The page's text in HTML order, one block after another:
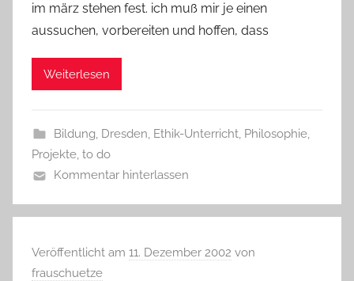
im märz stehen fest. ich muß mir je einen
aussuchen, vorbereiten und hoffen, dass
Weiterlesen
Bildung, Dresden, Ethik-Unterricht, Philosophie,
Projekte, to do
Kommentar hinterlassen
Veröffentlicht am 11. Dezember 2002 von
frauschuetze